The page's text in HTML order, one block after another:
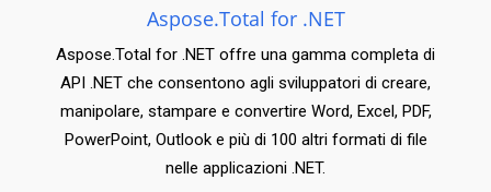
Aspose.Total for .NET
Aspose.Total for .NET offre una gamma completa di
API .NET che consentono agli sviluppatori di creare,
manipolare, stampare e convertire Word, Excel, PDF,
PowerPoint, Outlook e più di 100 altri formati di file
nelle applicazioni .NET.